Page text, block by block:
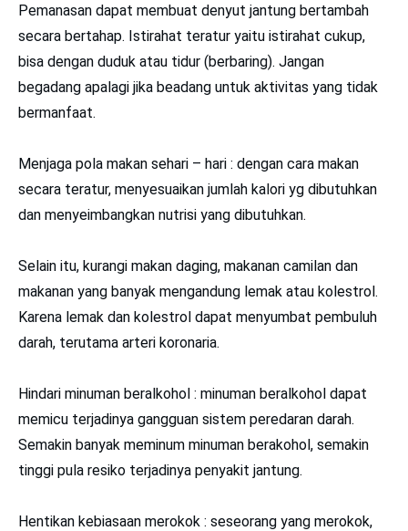
Pemanasan dapat membuat denyut jantung bertambah
secara bertahap. Istirahat teratur yaitu istirahat cukup,
bisa dengan duduk atau tidur (berbaring). Jangan
begadang apalagi jika beadang untuk aktivitas yang tidak
bermanfaat.
Menjaga pola makan sehari – hari : dengan cara makan
secara teratur, menyesuaikan jumlah kalori yg dibutuhkan
dan menyeimbangkan nutrisi yang dibutuhkan.
Selain itu, kurangi makan daging, makanan camilan dan
makanan yang banyak mengandung lemak atau kolestrol.
Karena lemak dan kolestrol dapat menyumbat pembuluh
darah, terutama arteri koronaria.
Hindari minuman beralkohol : minuman beralkohol dapat
memicu terjadinya gangguan sistem peredaran darah.
Semakin banyak meminum minuman berakohol, semakin
tinggi pula resiko terjadinya penyakit jantung.
Hentikan kebiasaan merokok : seseorang yang merokok,